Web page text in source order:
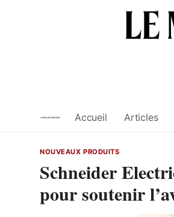
Accueil Articles
NOUVEAUX PRODUITS
Schneider
pour soutenir